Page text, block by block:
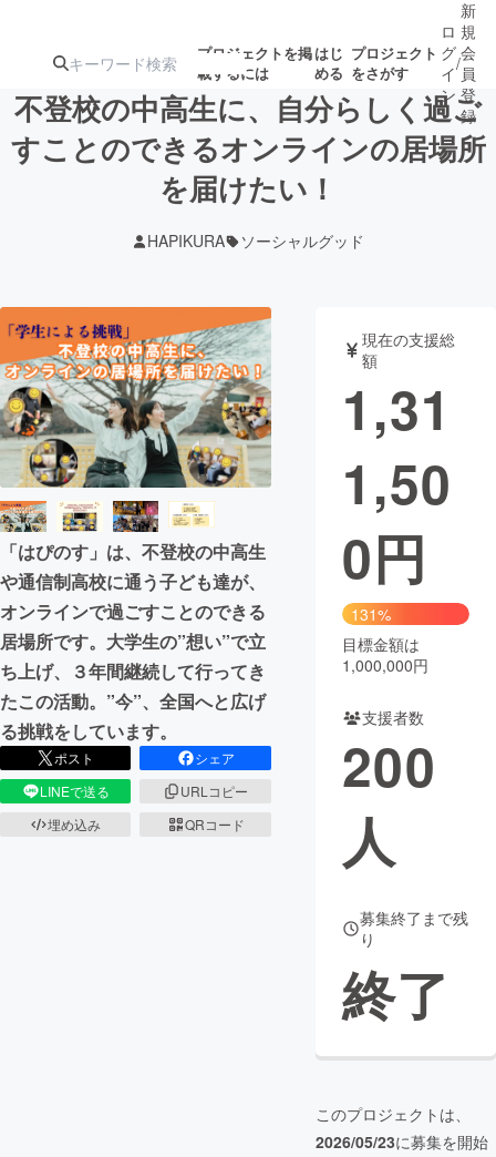
プロジェクトを掲
載するには
はじ
める
プロジェクト
をさがす
注目の新着プロ
ジェクト
募集終了が近いプ
テクノロジー・ガジェット
映像・映画 書籍・雑誌
ビジネス・起業 チャレンジ
まちづくり・地域活性化
CAMPFIRE for Social Good
CAMPFIRE Creation
CAMPFIREふるさと納税machi-ya コミュニティ
ロ
グ
イ
ン
/
新
規
会
員
登
録
不登校の中高生に、自分らしく過ご
すことのできるオンラインの居場所
を届けたい！
HAPIKURA ソーシャルグッド
「はぴのす」は、不登校の中高生
や通信制高校に通う子ども達が、
オンラインで過ごすことのできる
居場所です。大学生の”想い”で立
ち上げ、３年間継続して行ってき
たこの活動。”今”、全国へと広げ
る挑戦をしています。
ポスト
シェア
LINEで送る
URLコピー
埋め込み
QRコード
現在の支援総
額
1,31
1,50
0円
131%
目標金額は
1,000,000円
支援者数
200
人
募集終了まで残
り
終了
このプロジェクトは、
2026/05/23に募集を開始